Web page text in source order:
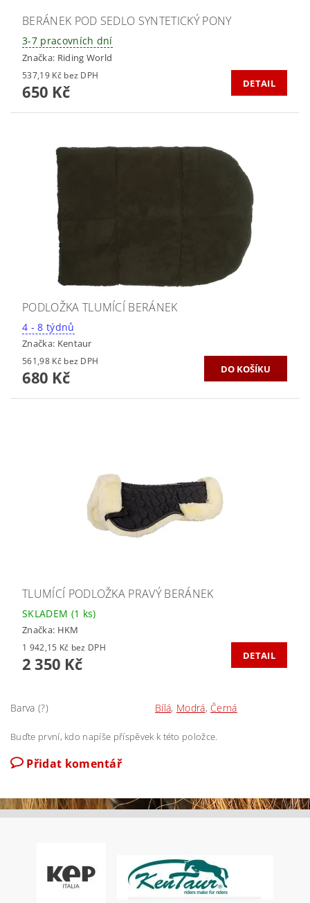
BERÁNEK POD SEDLO SYNTETICKÝ PONY
3-7 pracovních dní
Značka: Riding World
537,19 Kč bez DPH
650 Kč DETAIL
PODLOŽKA TLUMÍCÍ BERÁNEK
4 - 8 týdnů
Značka: Kentaur
561,98 Kč bez DPH
680 Kč
TLUMÍCÍ PODLOŽKA PRAVÝ BERÁNEK
SKLADEM (1 ks)
Značka: HKM
1 942,15 Kč bez DPH
2 350 Kč DETAIL
Barva (?) Bílá, Modrá, Černá
Buďte první, kdo napíše příspěvek k této položce.
Přidat komentář